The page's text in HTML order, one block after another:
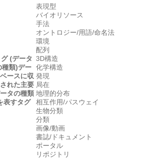
(データ
種類)デー
ースに収
れた主要
タの種類
表すタグ
表現型
バイオリソース
手法
オントロジー/用語/命名法
環境
配列
3D構造
化学構造
発現
局在
地理的分布
相互作用/パスウェイ
生物分類
分類
画像/動画
書誌/ドキュメント
ポータル
リポジトリ